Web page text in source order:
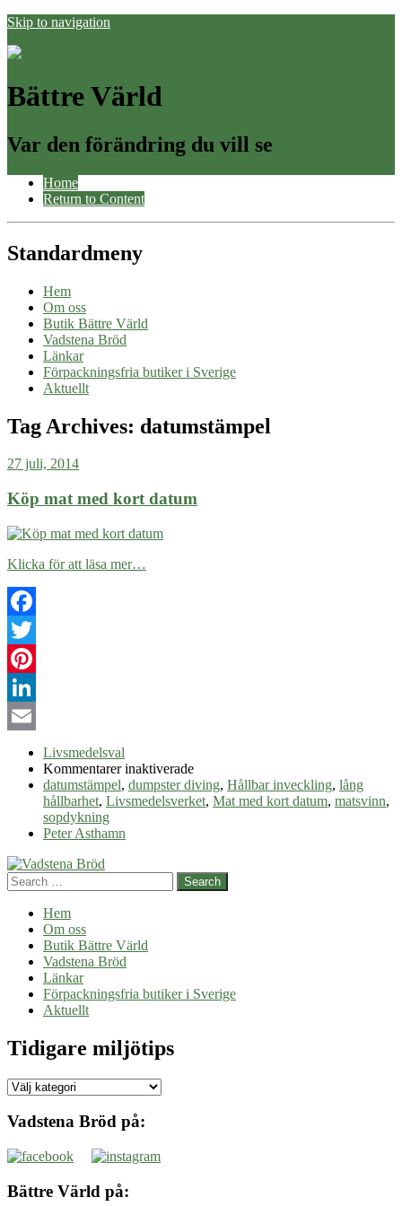
Skip to navigation
Bättre Värld
Var den förändring du vill se
Home
Return to Content
Standardmeny
Hem
Om oss
Butik Bättre Värld
Vadstena Bröd
Länkar
Förpackningsfria butiker i Sverige
Aktuellt
Tag Archives: datumstämpel
27 juli, 2014
Köp mat med kort datum
Klicka för att läsa mer…
Facebook
Twitter
Pinterest
LinkedIn
Livsmedelsval
Kommentarer inaktiveradeför
Köp
mat
datumstämpel, dumpster diving, Hållbar inveckling, lång
hållbarhet, Livsmedelsverket, Mat med kort datum, matsvinn,
sopdykning
Peter Asthamn
Search
Hem
Om oss
Butik Bättre Värld
Vadstena Bröd
Länkar
Förpackningsfria butiker i Sverige
Aktuellt
Tidigare miljötips
Tidigare
Vadstena Bröd på:
Bättre Värld på: